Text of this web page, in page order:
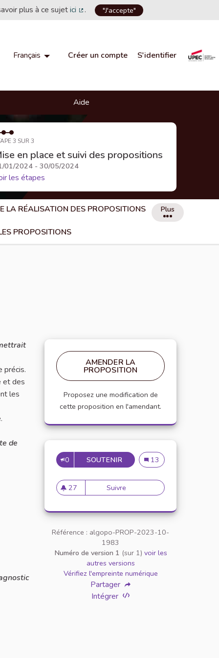
plus à ce sujetici
(Lien externe)
. "J'accepte"
Français Choisir la langueChoose language
Créer un compte S'identifier
Aide
3 SUR 3
en place et suivi des propositions
01/2024 - 30/05/2024
les étapes
LA RÉALISATION DES PROPOSITIONS
PROPOSITIONS
précis.
et des
les
de
AMENDER LA
PROPOSITION
Proposez une modification de
cette proposition en l'amendant.
0 SOUTENIR NOUVELLE UNITÉ
Nouvelle Unité
13
27
27 abonnés
Suivre Nouvelle Unité
Référence : algopo-PROP-2023-10-
1983
Numéro de version 1 (sur 1) voir les
autres versions
Vérifiez l'empreinte numérique
Partager
Intégrer